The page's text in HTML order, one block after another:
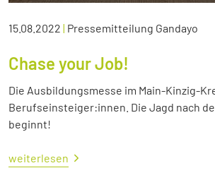
15.08.2022 | Pressemitteilung Gandayo
Chase your Job!
Die Ausbildungsmesse im Main-Kinzig-
Berufseinsteiger:innen. Die Jagd nach
beginnt!
weiterlesen